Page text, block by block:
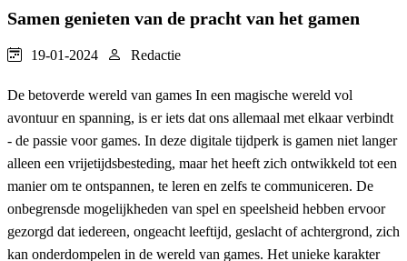
Samen genieten van de pracht van het gamen
19-01-2024 Redactie
De betoverde wereld van games In een magische wereld vol
avontuur en spanning, is er iets dat ons allemaal met elkaar verbindt
- de passie voor games. In deze digitale tijdperk is gamen niet langer
alleen een vrijetijdsbesteding, maar het heeft zich ontwikkeld tot een
manier om te ontspannen, te leren en zelfs te communiceren. De
onbegrensde mogelijkheden van spel en speelsheid hebben ervoor
gezorgd dat iedereen, ongeacht leeftijd, geslacht of achtergrond, zich
kan onderdompelen in de wereld van games. Het unieke karakter